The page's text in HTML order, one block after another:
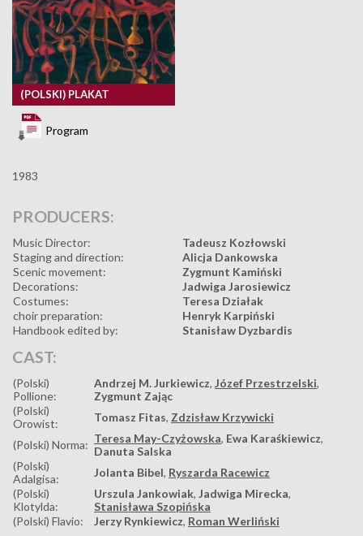
(POLSKI) PLAKAT
Program
1983
PRODUCERS:
Music Director:
Tadeusz Kozłowski
Staging and direction:
Alicja Dankowska
Scenic movement:
Zygmunt Kamiński
Decorations:
Jadwiga Jarosiewicz
Costumes:
Teresa Działak
choir preparation:
Henryk Karpiński
Handbook edited by:
Stanisław Dyzbardis
CAST:
(Polski)
Pollione:
Andrzej M. Jurkiewicz, Józef Przestrzelski,
Zygmunt Zając
(Polski)
Orowist:
Tomasz Fitas, Zdzisław Krzywicki
(Polski) Norma: Teresa May-Czyżowska, Ewa Karaśkiewicz,
Danuta Salska
(Polski)
Adalgisa:
Jolanta Bibel, Ryszarda Racewicz
(Polski)
Klotylda:
Urszula Jankowiak, Jadwiga Mirecka,
Stanisława Szopińska
(Polski) Flavio:
Jerzy Rynkiewicz, Roman Werliński